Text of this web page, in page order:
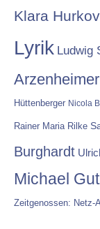
Klara
Lyrik Ludwig
Arzenheimer
Hüttenberger Nicola
Rainer Maria Rilke
Burghardt
Michael
Zeitgenossen: Netz-